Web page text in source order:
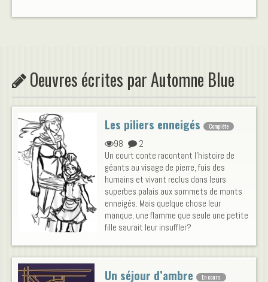
Oeuvres écrites par Automne Blue
Les piliers enneigés Complète
98
2
Un court conte racontant l'histoire de
géants au visage de pierre, fuis des
humains et vivant reclus dans leurs
superbes palais aux sommets de monts
enneigés. Mais quelque chose leur
manque, une flamme que seule une petite
fille saurait leur insuffler?
Un séjour d’ambre En cours